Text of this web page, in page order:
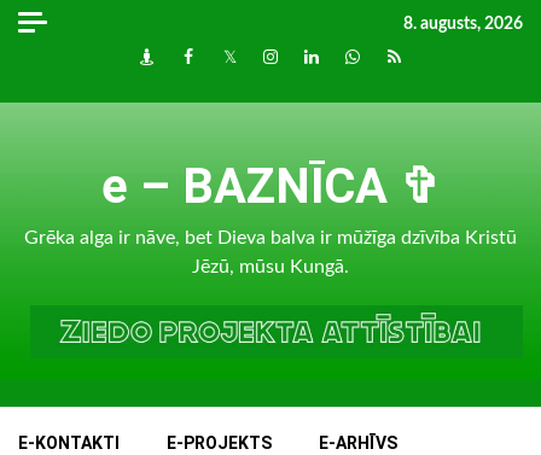
Skip
8. augusts, 2026
DraugiemFacebook
TwitterInstagram
LinkedInwhatsapp
RSS
e – BAZNĪCA ✞
Grēka alga ir nāve, bet Dieva balva ir mūžīga dzīvība Kristū
Jēzū, mūsu Kungā.
E-KONTAKTI E-PROJEKTS E-ARHĪVS